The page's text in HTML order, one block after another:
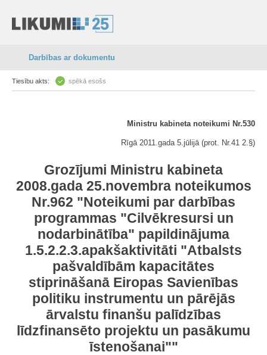
Darbības ar dokumentu
Tiesību akts: spēkā esošs
Ministru kabineta noteikumi Nr.530
Rīgā 2011.gada 5.jūlijā (prot. Nr.41 2.§)
Grozījumi Ministru kabineta
2008.gada 25.novembra noteikumos
Nr.962 "Noteikumi par darbības
programmas "Cilvēkresursi un
nodarbinātība" papildinājuma
1.5.2.2.3.apakšaktivitāti "Atbalsts
pašvaldībām kapacitātes
stiprināšanā Eiropas Savienības
politiku instrumentu un pārējās
ārvalstu finanšu palīdzības
līdzfinansēto projektu un pasākumu
īstenošanai""